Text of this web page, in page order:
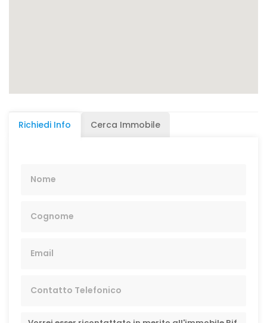
Richiedi Info Cerca Immobile